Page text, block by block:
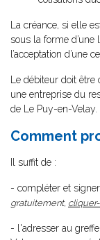
La créance, si elle
sous la forme d’une
l’acceptation d’une
Le débiteur doit
une entreprise du
de Le Puy-en-Velay.
Comment
Il suffit de :
- compléter et
gratuitement,
- l'adresser au